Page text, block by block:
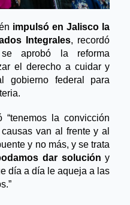
impulsó en Jalisco la
Integrales, recordó
aprobó la reforma
el derecho a cuidar y
gobierno federal para
“tenemos la convicción
van al frente y al
y no más, y se trata
dar solución y
día a día le aqueja a las